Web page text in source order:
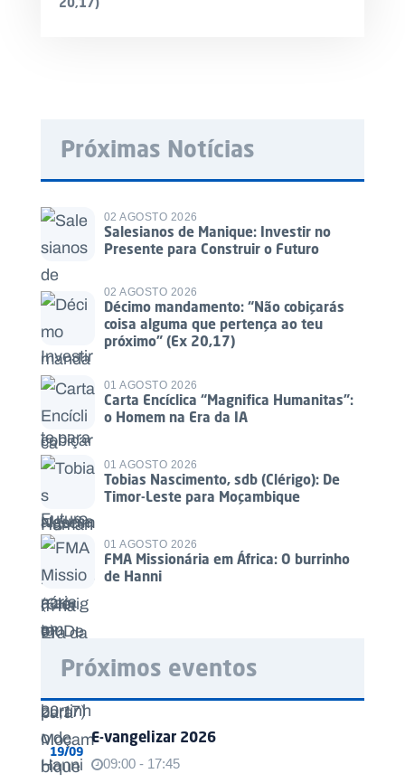
Próximas Notícias
02 AGOSTO 2026
Salesianos de Manique: Investir no
Presente para Construir o Futuro
02 AGOSTO 2026
Décimo mandamento: “Não cobiçarás
coisa alguma que pertença ao teu
próximo” (Ex 20,17)
01 AGOSTO 2026
Carta Encíclica “Magnifica Humanitas”:
o Homem na Era da IA
01 AGOSTO 2026
Tobias Nascimento, sdb (Clérigo): De
Timor-Leste para Moçambique
01 AGOSTO 2026
FMA Missionária em África: O burrinho
de Hanni
Próximos eventos
19/09
E-vangelizar 2026
09:00 - 17:45